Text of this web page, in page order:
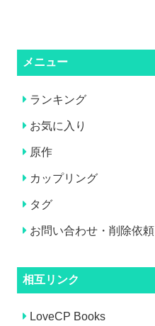
メニュー
ランキング
お気に入り
原作
カップリング
タグ
お問い合わせ・削除依頼
相互リンク
LoveCP Books